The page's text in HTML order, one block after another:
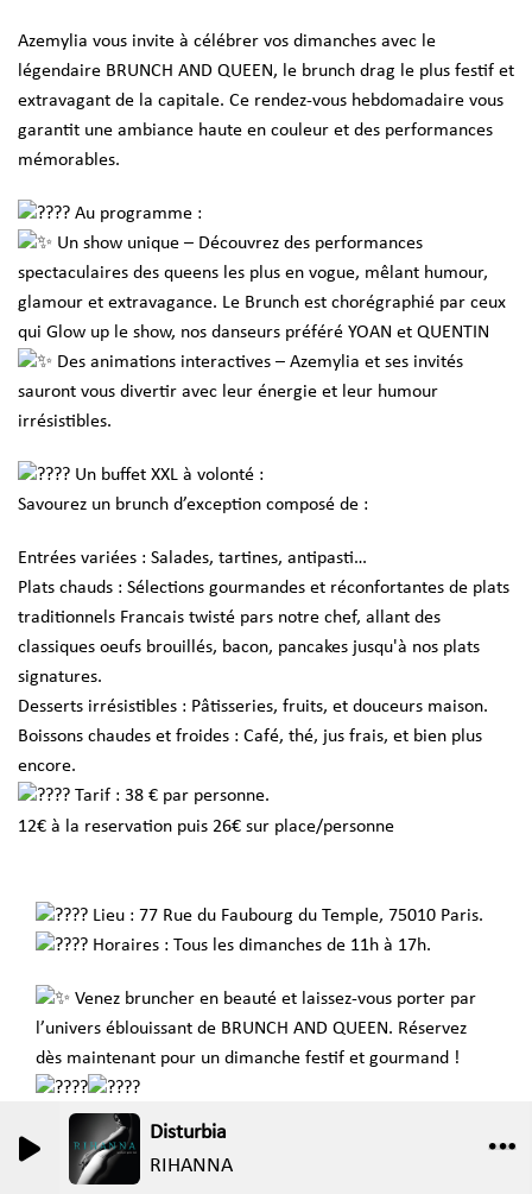
Disturbia
RIHANNA
0
Azemylia vous invite à célébrer vos dimanches avec le
légendaire BRUNCH AND QUEEN, le brunch drag le plus festif et
extravagant de la capitale. Ce rendez-vous hebdomadaire vous
garantit une ambiance haute en couleur et des performances
mémorables.
Au programme :
Un show unique – Découvrez des performances
spectaculaires des queens les plus en vogue, mêlant humour,
glamour et extravagance. Le Brunch est chorégraphié par ceux
qui Glow up le show, nos danseurs préféré YOAN et QUENTIN
Des animations interactives – Azemylia et ses invités
sauront vous divertir avec leur énergie et leur humour
irrésistibles.
Un buffet XXL à volonté :
Savourez un brunch d’exception composé de :
Entrées variées : Salades, tartines, antipasti…
Plats chauds : Sélections gourmandes et réconfortantes de plats
traditionnels Francais twisté pars notre chef, allant des
classiques oeufs brouillés, bacon, pancakes jusqu'à nos plats
signatures.
Desserts irrésistibles : Pâtisseries, fruits, et douceurs maison.
Boissons chaudes et froides : Café, thé, jus frais, et bien plus
encore.
Tarif : 38 € par personne.
12€ à la reservation puis 26€ sur place/personne
Lieu : 77 Rue du Faubourg du Temple, 75010 Paris.
Horaires : Tous les dimanches de 11h à 17h.
Venez bruncher en beauté et laissez-vous porter par
l’univers éblouissant de BRUNCH AND QUEEN. Réservez
dès maintenant pour un dimanche festif et gourmand !